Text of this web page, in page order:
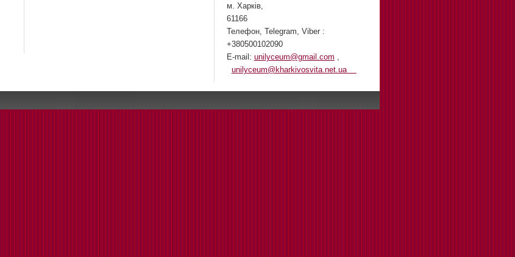
м. Харків,
61166
Телефон, Telegram, Viber :
+380500102090
E-mail: unilyceum@gmail.com
unilyceum@kharkivosvita.net.ua